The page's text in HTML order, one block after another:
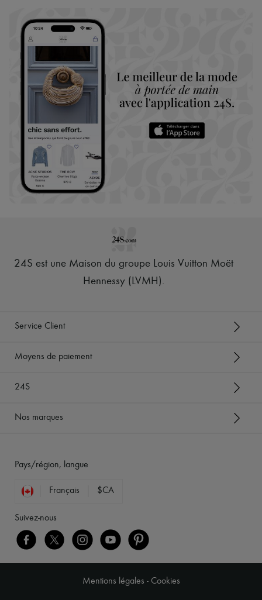
24S est une Maison du groupe Louis Vuitton Moët
Hennessy (LVMH).
Service Client
Moyens de paiement
24S
Nos marques
Pays/région, langue
Français $CA
Suivez-nous
Mentions légales - Cookies